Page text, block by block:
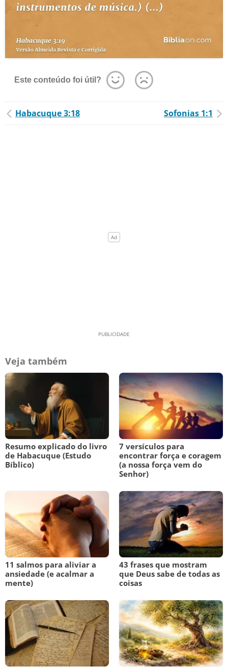
Este conteúdo foi útil?
Habacuque 3:18 Sofonias 1:1
Veja também
Resumo explicado do livro
de Habacuque (Estudo
Bíblico)
7 versículos para
encontrar força e coragem
(a nossa força vem do
Senhor)
11 salmos para aliviar a
ansiedade (e acalmar a
mente)
43 frases que mostram
que Deus sabe de todas as
coisas